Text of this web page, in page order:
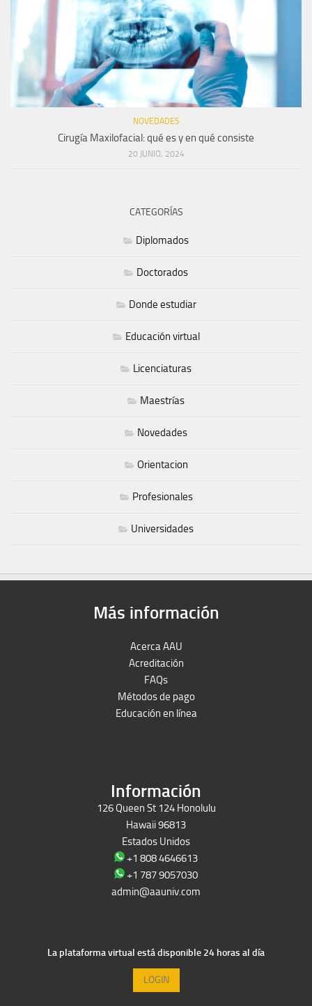
NOVEDADES
Cirugía Maxilofacial: qué es y en qué consiste
20 JUNIO, 2024
CATEGORÍAS
Diplomados
Doctorados
Donde estudiar
Educación virtual
Licenciaturas
Maestrías
Novedades
Orientacion
Profesionales
Universidades
Más información
Acerca AAU
Acreditación
FAQs
Métodos de pago
Educación en línea
Información
126 Queen St 124 Honolulu
Hawaii 96813
Estados Unidos
+1 808 4646613
+1 787 9057030
admin@aauniv.com
La plataforma virtual está disponible 24 horas al día
LOGIN